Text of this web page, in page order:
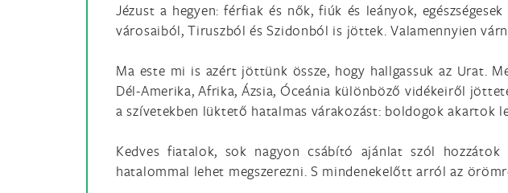
Jézust a hegyen: férfiak és nők, fiúk és leányok,
városaiból, Tiruszból és Szidonból is jöttek. Valamennyien
Ma este mi is azért jöttünk össze, hogy hallgassuk az Urat.
Dél-Amerika, Afrika, Ázsia, Óceánia különböző vidékeiről
a szívetekben lüktető hatalmas várakozást: boldogok akartok
Kedves fiatalok, sok nagyon csábító ajánlat szól
hatalommal lehet megszerezni. S mindenekelőtt arról az